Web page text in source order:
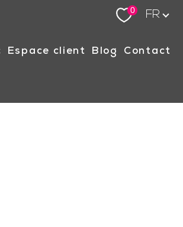
0 Langue
FR
espace client blog contact